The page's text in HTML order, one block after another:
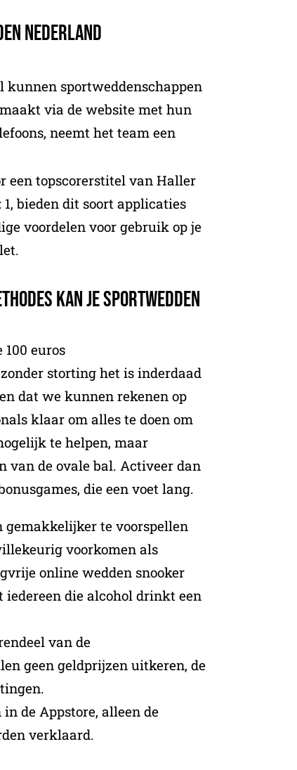
Nederland
kunnen sportweddenschappen
via de website met hun
neemt het team een
een topscorerstitel van Haller
1, bieden dit soort applicaties
voordelen voor gebruik op je
kan je sportwedden
euros
storting het is inderdaad
dat we kunnen rekenen op
klaar om alles te doen om
te helpen, maar
van de ovale bal. Activeer dan
die een voet lang.
gemakkelijker te voorspellen
voorkomen als
online wedden snooker
iedereen die alcohol drinkt een
van de
geen geldprijzen uitkeren, de
de Appstore, alleen de
verklaard.